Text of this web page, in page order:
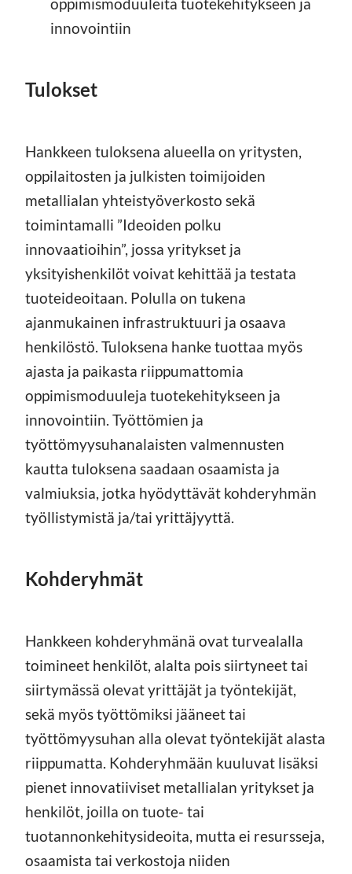
innovointiin
Tulokset
Hankkeen tuloksena alueella on yritysten,
oppilaitosten ja julkisten toimijoiden
metallialan yhteistyöverkosto sekä
toimintamalli ”Ideoiden polku
innovaatioihin”, jossa yritykset ja
yksityishenkilöt voivat kehittää ja testata
tuoteideoitaan. Polulla on tukena
ajanmukainen infrastruktuuri ja osaava
henkilöstö. Tuloksena hanke tuottaa myös
ajasta ja paikasta riippumattomia
oppimismoduuleja tuotekehitykseen ja
innovointiin. Työttömien ja
työttömyysuhanalaisten valmennusten
kautta tuloksena saadaan osaamista ja
valmiuksia, jotka hyödyttävät kohderyhmän
työllistymistä ja/tai yrittäjyyttä.
Kohderyhmät
Hankkeen kohderyhmänä ovat turvealalla
toimineet henkilöt, alalta pois siirtyneet tai
siirtymässä olevat yrittäjät ja työntekijät,
sekä myös työttömiksi jääneet tai
työttömyysuhan alla olevat työntekijät alasta
riippumatta. Kohderyhmään kuuluvat lisäksi
pienet innovatiiviset metallialan yritykset ja
henkilöt, joilla on tuote- tai
tuotannonkehitysideoita, mutta ei resursseja,
osaamista tai verkostoja niiden